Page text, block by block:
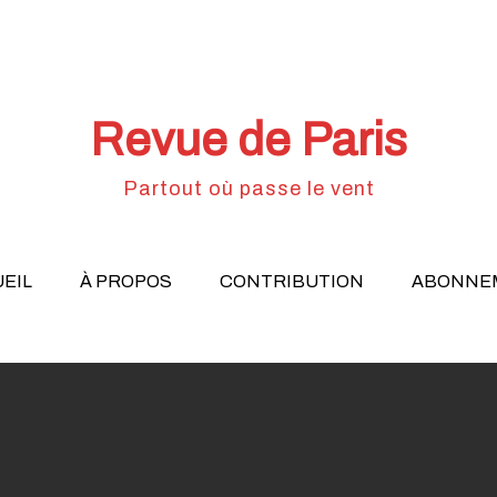
Revue de Paris
Partout où passe le vent
À PROPOS CONTRIBUTION